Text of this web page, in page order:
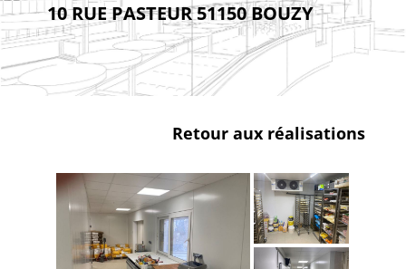
10 RUE PASTEUR 51150 BOUZY
Retour aux réalisations